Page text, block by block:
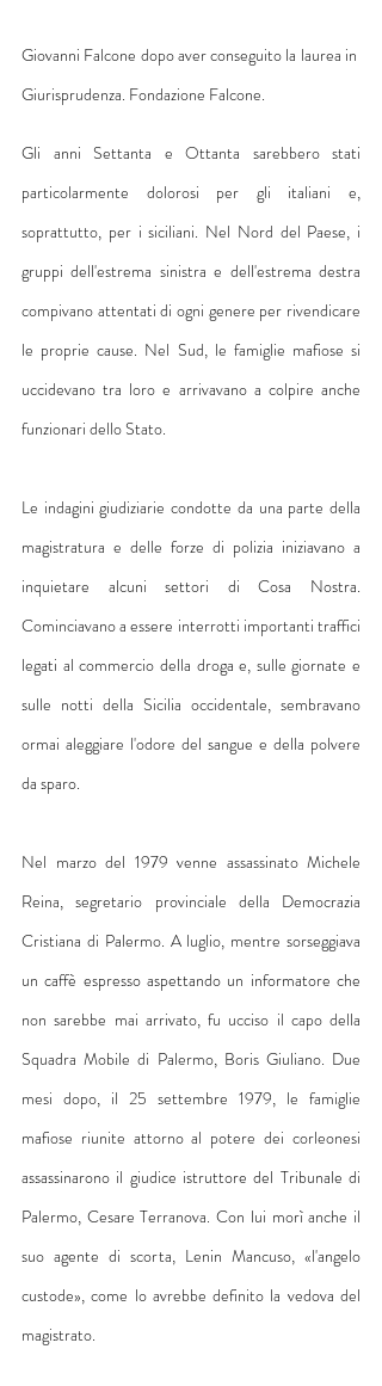
Giovanni Falcone dopo aver conseguito la laurea in
Giurisprudenza. Fondazione Falcone.
Gli anni Settanta e Ottanta sarebbero stati
particolarmente dolorosi per gli italiani e,
soprattutto, per i siciliani. Nel Nord del Paese, i
gruppi dell'estrema sinistra e dell'estrema destra
compivano attentati di ogni genere per rivendicare
le proprie cause. Nel Sud, le famiglie mafiose si
uccidevano tra loro e arrivavano a colpire anche
funzionari dello Stato.
Le indagini giudiziarie condotte da una parte della
magistratura e delle forze di polizia iniziavano a
inquietare alcuni settori di Cosa Nostra.
Cominciavano a essere interrotti importanti traffici
legati al commercio della droga e, sulle giornate e
sulle notti della Sicilia occidentale, sembravano
ormai aleggiare l'odore del sangue e della polvere
da sparo.
Nel marzo del 1979 venne assassinato Michele
Reina, segretario provinciale della Democrazia
Cristiana di Palermo. A luglio, mentre sorseggiava
un caffè espresso aspettando un informatore che
non sarebbe mai arrivato, fu ucciso il capo della
Squadra Mobile di Palermo, Boris Giuliano. Due
mesi dopo, il 25 settembre 1979, le famiglie
mafiose riunite attorno al potere dei corleonesi
assassinarono il giudice istruttore del Tribunale di
Palermo, Cesare Terranova. Con lui morì anche il
suo agente di scorta, Lenin Mancuso, «l'angelo
custode», come lo avrebbe definito la vedova del
magistrato.